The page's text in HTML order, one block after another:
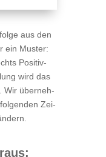
aus den
ein Mus­ter:
Posi­tiv-
wird das
Wir über­neh­
Zei­